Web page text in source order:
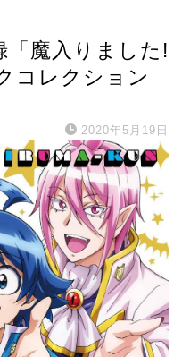
魔入りました!
コレクション
2020年5月19日